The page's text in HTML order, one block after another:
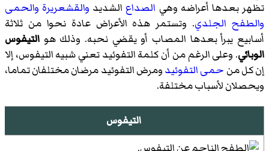
تظهر بعدها أعراضه وهي الصداع الشديد والقشعريرة والحمى
والطفح الجلدي. وتستمر هذه الأعراض عادة نحوا من ثلاثة
أسابيع يبرأ بعدها المصاب أو يقضي نحبه. وذلك هو التيفوس
الوبائي. وعلى الرغم من أن كلمة التفوئيد تعني شبيه التيفوس، إلا
إن كل من حمى التفوئيدومرض التفوئيد مرضان مختلفان تماما،
ويحصلان لأسباب مختلفة.
التيفوس